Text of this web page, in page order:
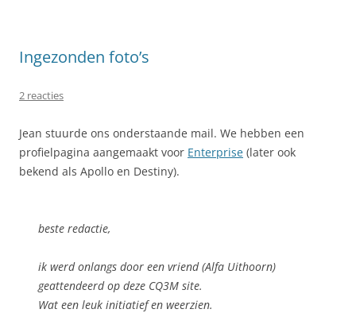
Ingezonden foto’s
2 reacties
Jean stuurde ons onderstaande mail. We hebben een
profielpagina aangemaakt voor Enterprise (later ook
bekend als Apollo en Destiny).
beste redactie,
ik werd onlangs door een vriend (Alfa Uithoorn)
geattendeerd op deze CQ3M site.
Wat een leuk initiatief en weerzien.